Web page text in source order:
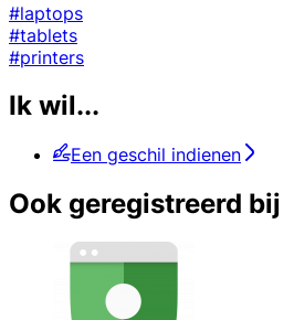
#laptops
#tablets
#printers
Ik wil...
Een geschil indienen
Ook geregistreerd bij